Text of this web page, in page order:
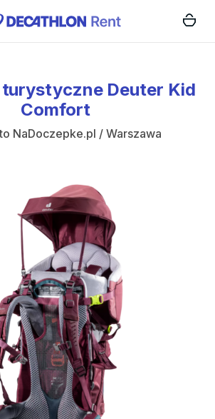
turystyczne Deuter Kid
Comfort
NaDoczepke.pl / Warszawa